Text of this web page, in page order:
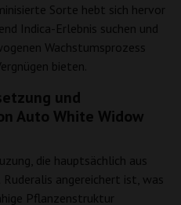
Sorte hebt sich hervor
Indica-Erlebnis suchen und
Wachstumsprozess
bieten.
und
Auto White Widow
die hauptsächlich aus
angereichert ist, was
Pflanzenstruktur